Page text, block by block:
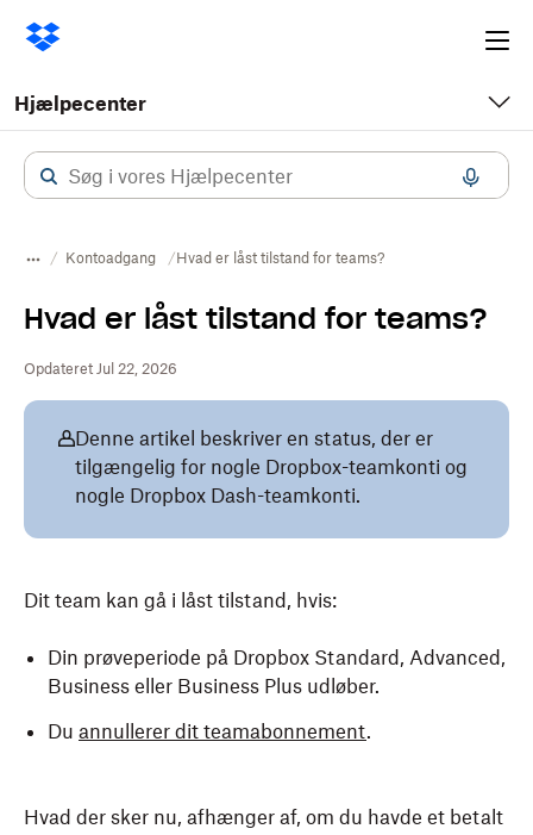
Hjælpecenter
Kontoadgang Hvad er låst tilstand for teams?
Hvad er låst tilstand for teams?
Opdateret Jul 22, 2026
Denne artikel beskriver en status, der er
tilgængelig for nogle Dropbox-teamkonti og
nogle Dropbox Dash-teamkonti.
Dit team kan gå i låst tilstand, hvis:
Din prøveperiode på Dropbox Standard, Advanced,
Business eller Business Plus udløber.
Du annullerer dit teamabonnement.
Hvad der sker nu, afhænger af, om du havde et betalt